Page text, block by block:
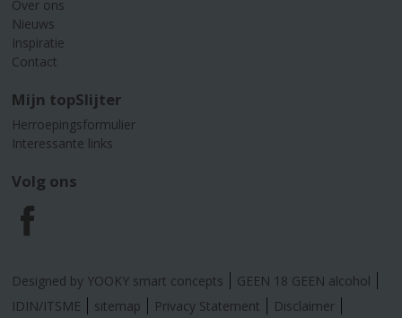
Over ons
Nieuws
Inspiratie
Contact
Mijn topSlijter
Herroepingsformulier
Interessante links
Volg ons
F
a
Designed by YOOKY smart concepts
GEEN 18 GEEN alcohol
IDIN/ITSME
sitemap Privacy Statement Disclaimer